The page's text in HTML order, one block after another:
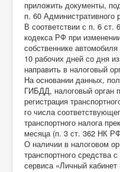
приложить документы,
п. 60 Административного
В соответствии с п. 6 ст.
кодекса РФ при
собственнике
10 рабочих дней со дня
направить в налоговый
На основании данных,
ГИБДД, налоговый орган
регистрация
го числа
транспортного налога
месяца (п. 3 ст. 362 НК
О наличии в налоговом
транспортного средства
сервиса «Личный